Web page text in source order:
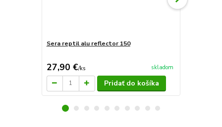
Sera reptil alu reflector 150
27,90 €/ks skladom
Pridať do košíka